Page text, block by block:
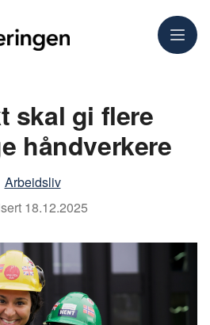
Meny
skal gi flere
håndverkere
Arbeidsliv
18.12.2025